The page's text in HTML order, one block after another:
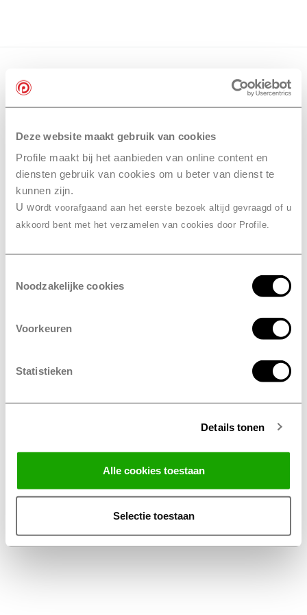
Deze website maakt gebruik van cookies
Profile maakt bij het aanbieden van online content en
diensten gebruik van cookies om u beter van dienst te
kunnen zijn.
U wordt voorafgaand aan het eerste bezoek altijd gevraagd of u
akkoord bent met het verzamelen van cookies door Profile.
Noodzakelijke cookies
Voorkeuren
Statistieken
Details tonen
Alle cookies toestaan
Selectie toestaan
Algemene Voorwaarden Thuiswinkel
Privacy Statement Profile Nederland B.V.
Disclaimer